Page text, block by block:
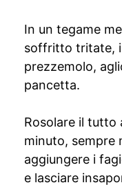
In un tegame
soffritto tritate,
prezzemolo,
pancetta.
Rosolare il tutto
minuto, sempre
aggiungere i
e lasciare